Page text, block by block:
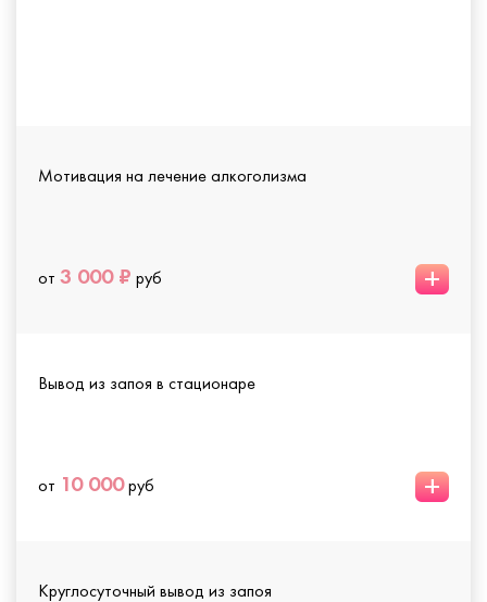
Мотивация на лечение алкоголизма
от 3 000 ₽ руб +
Вывод из запоя в стационаре
от 10 000руб +
Круглосуточный вывод из запоя